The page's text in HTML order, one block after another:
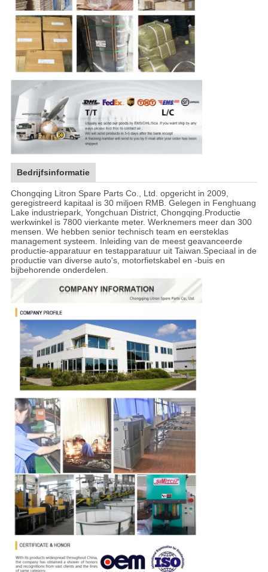
Bedrijfsinformatie
Chongqing Litron Spare Parts Co., Ltd. opgericht in 2009,
geregistreerd kapitaal is 30 miljoen RMB. Gelegen in Fenghuang
Lake industriepark, Yongchuan District, Chongqing.Productie
werkwinkel is 7800 vierkante meter. Werknemers meer dan 300
mensen. We hebben senior technisch team en eersteklas
management systeem. Inleiding van de meest geavanceerde
productie-apparatuur en testapparatuur uit Taiwan.Speciaal in de
productie van diverse auto's, motorfietskabel en -buis en
bijbehorende onderdelen.